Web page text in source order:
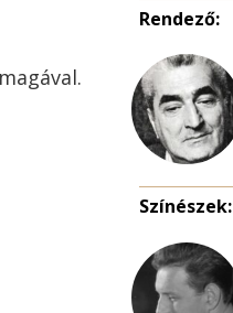
Rendező:
Színészek: